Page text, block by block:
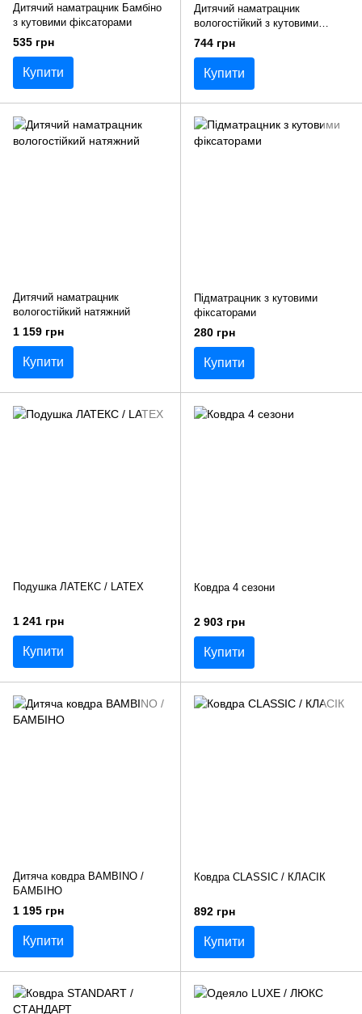
Дитячий наматрацник Бамбіно
з кутовими фіксаторами
535 грн
Купити
Дитячий наматрацник
вологостійкий з кутовими
фіксаторами
744 грн
Купити
Дитячий наматрацник
вологостійкий натяжний
1 159 грн
Купити
Підматрацник з кутовими
фіксаторами
280 грн
Купити
Подушка ЛАТЕКС / LATEX
1 241 грн
Купити
Ковдра 4 сезони
2 903 грн
Купити
Дитяча ковдра BAMBINO /
БАМБІНО
1 195 грн
Купити
Ковдра CLASSIC / КЛАСІК
892 грн
Купити